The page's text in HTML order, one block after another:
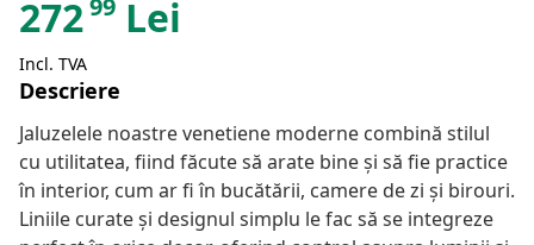
27299 Lei
Incl. TVA
Descriere
Jaluzelele noastre venetiene moderne combină stilul
cu utilitatea, fiind făcute să arate bine și să fie practice
în interior, cum ar fi în bucătării, camere de zi și birouri.
Liniile curate și designul simplu le fac să se integreze